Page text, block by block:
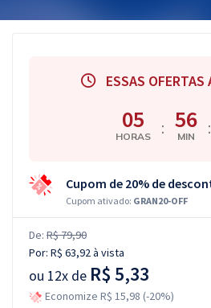
ESSAS OFERTAS
05
HORAS : 56
MIN :
Cupom de 20% de
Cupom ativado: GRAN20-OFF
De: R$ 79,90
Por: R$ 63,92à vista
ou 12x de R$ 5,33
Economize R$ 15,98 (-20%)